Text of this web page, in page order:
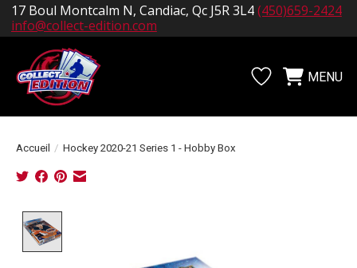
17 Boul Montcalm N, Candiac, Qc J5R 3L4(450)659-2424
info@collect-edition.com
Liste dePanier
MENU
Accueil / Hockey 2020-21 Series 1 - Hobby Box